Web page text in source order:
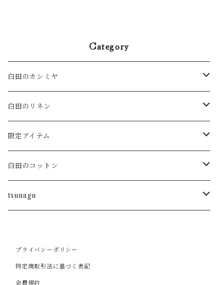
Category
白田のカシミヤ
アームウォーマー
マフラー・ストール
ハイネックプルオーバー・ボーダー
ラウンドカーディガン・ボーダー
ロングカーディガン
白田のリネン
ポロニット
ラウンドプルオーバー
重ねVプルオーバー
ワンピース
限定アイテム
Vネックフレンチスリーブ
白田のコットン
ラウンドネックカーディガン
VNプルオーバー
tsunagu
ポートネックチュニック
プライバシーポリシー
特定商取引法に基づく表記
会員規約